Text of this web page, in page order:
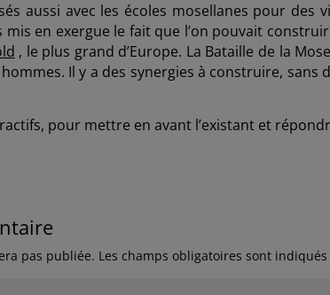
aussi avec les écoles mosellanes pour des
mis en exergue le fait que l’on pouvait
, le plus grand d’Europe. La Bataille de la
Il y a des synergies à construire, sans
pour mettre en avant l’existant et
pas publiée. Les champs obligatoires sont